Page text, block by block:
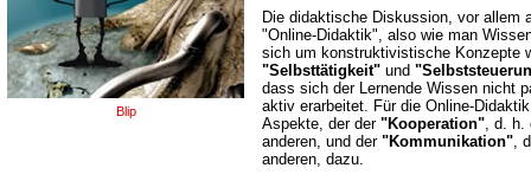
Blip
Die didaktische Diskussion, vor allem
"Online-Didaktik", also wie man
sich um konstruktivistische Konzepte
"Selbsttätigkeit" und
dass sich der Lernende Wissen nicht
aktiv erarbeitet. Für die Online-
Aspekte, der der "Kooperation" , d.
anderen, und der "Kommunikation" ,
anderen, dazu.